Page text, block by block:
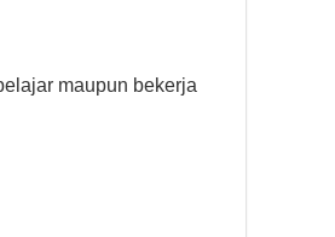
maupun bekerja